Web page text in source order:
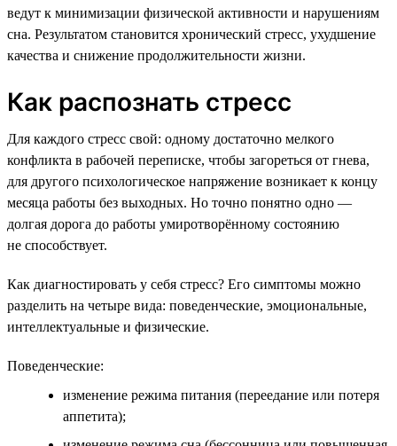
ведут к минимизации физической активности и нарушениям
сна. Результатом становится хронический стресс, ухудшение
качества и снижение продолжительности жизни.
Как распознать стресс
Для каждого стресс свой: одному достаточно мелкого
конфликта в рабочей переписке, чтобы загореться от гнева,
для другого психологическое напряжение возникает к концу
месяца работы без выходных. Но точно понятно одно —
долгая дорога до работы умиротворённому состоянию
не способствует.
Как диагностировать у себя стресс? Его симптомы можно
разделить на четыре вида: поведенческие, эмоциональные,
интеллектуальные и физические.
Поведенческие:
изменение режима питания (переедание или потеря
аппетита);